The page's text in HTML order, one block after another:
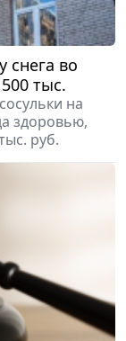
снега во
тыс.
на
здоровью,
руб.